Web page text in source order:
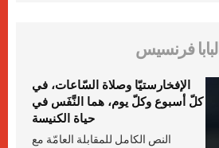
البابا فرنسيس
الإفخارستيّا وصلاة السّاعات، في
كلّ أسبوع وكلّ يوم، هما النَّفَس في
حياة الكنيسة
النص الكامل للمقابلة العامّة مع